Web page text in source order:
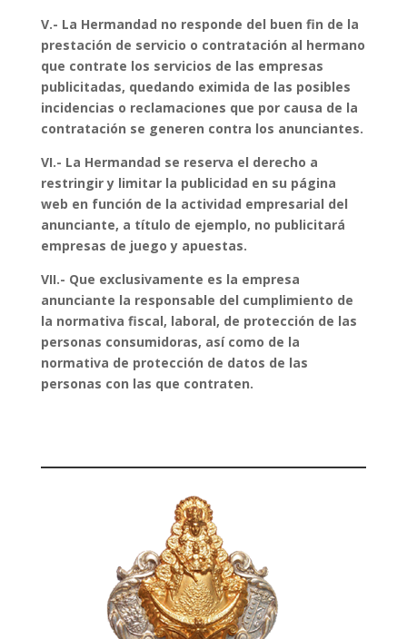
V.- La Hermandad no responde del buen fin de la
prestación de servicio o contratación al hermano
que contrate los servicios de las empresas
publicitadas, quedando eximida de las posibles
incidencias o reclamaciones que por causa de la
contratación se generen contra los anunciantes.
VI.- La Hermandad se reserva el derecho a
restringir y limitar la publicidad en su página
web en función de la actividad empresarial del
anunciante, a título de ejemplo, no publicitará
empresas de juego y apuestas.
VII.- Que exclusivamente es la empresa
anunciante la responsable del cumplimiento de
la normativa fiscal, laboral, de protección de las
personas consumidoras, así como de la
normativa de protección de datos de las
personas con las que contraten.